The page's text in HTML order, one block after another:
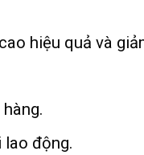
hiệu quả và
lao động.